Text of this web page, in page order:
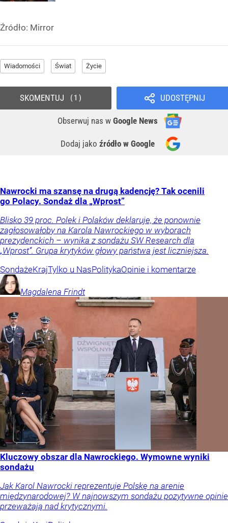
Źródło: Mirror
Wiadomości Świat Życie
UDOSTĘPNIJ
Obserwuj nas w Google News
Dodaj jako źródło w Google
SKOMENTUJ 1
Nawrocki ma szansę na drugą kadencję? Tak ocenili
go Polacy. Sondaż dla „Wprost”
Blisko 39 proc. Polek i Polaków deklaruje, że ponownie
zagłosowałoby na Karola Nawrockiego w wyborach
prezydenckich – wynika z sondażu SW Research dla
„Wprost”. Grupa krytyków głowy państwa jest liczniejsza.
SondażeKrajTylko u NasPolitykaOpinie i komentarze
Magdalena Frindt
Kluczowy obszar dla Nawrockiego. Wymowne wyniki
sondażu
Jak Karol Nawrocki reprezentuje Polskę na arenie
międzynarodowej? W najnowszym sondażu pozytywne opinie
przeważają nad krytycznymi.